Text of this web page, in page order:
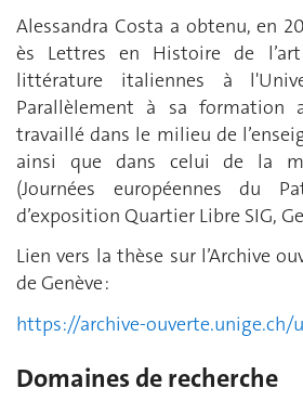
Alessandra Costa a obtenu, en
ès Lettres en Histoire de
littérature italiennes à
Parallèlement à sa formation
travaillé dans le milieu de
ainsi que dans celui de la
(Journées européennes du
d’exposition Quartier Libre SIG,
Lien vers la thèse sur l’Archive
de Genève :
https://archive-ouverte.unige.ch/
Domaines de recherche